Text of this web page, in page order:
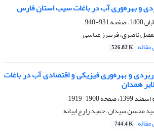
و بهره‌وری آب در باغات سیب استان فارس
931-940
ناصری، فریبرز عباسی
526.82 K
و بهره‌وری فیزیکی و اقتصادی آب در باغات
همدان
1908-1919
محسن سیدان، حمید زارع ابیانه
744.4 K